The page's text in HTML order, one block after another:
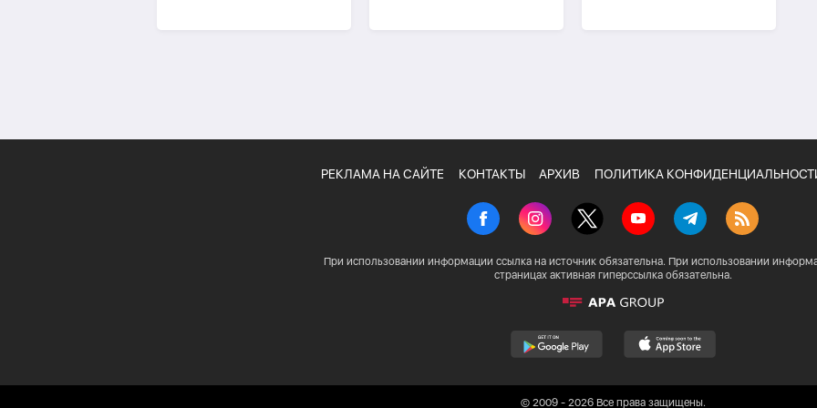
-ОБНОВЛЕНО
РЕКЛАМА НА САЙТЕ КОНТАКТЫ АРХИВ ПОЛИТИКА
При использовании информации ссылка на источник обязательна. При использовании
страницах активная гиперссылка обязательна.
© 2009 - 2026 Все права защищены.